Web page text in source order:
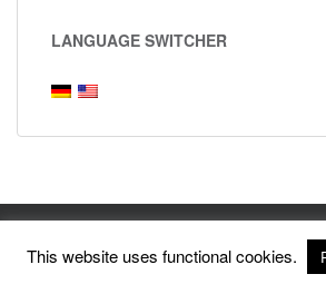
LANGUAGE SWITCHER
This website uses functional cookies.